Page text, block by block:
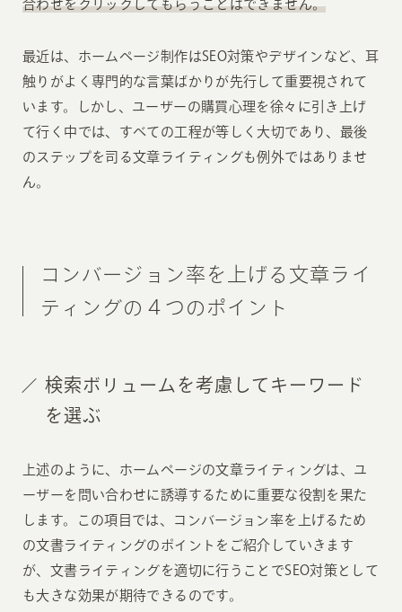
合わせをクリックしてもらうことはできません。
最近は、ホームページ制作はSEO対策やデザインなど、耳
触りがよく専門的な言葉ばかりが先行して重要視されて
います。しかし、ユーザーの購買心理を徐々に引き上げ
て行く中では、すべての工程が等しく大切であり、最後
のステップを司る文章ライティングも例外ではありませ
ん。
コンバージョン率を上げる文章ライ
ティングの４つのポイント
検索ボリュームを考慮してキーワード
を選ぶ
上述のように、ホームページの文章ライティングは、ユ
ーザーを問い合わせに誘導するために重要な役割を果た
します。この項目では、コンバージョン率を上げるため
の文書ライティングのポイントをご紹介していきます
が、文書ライティングを適切に行うことでSEO対策として
も大きな効果が期待できるのです。